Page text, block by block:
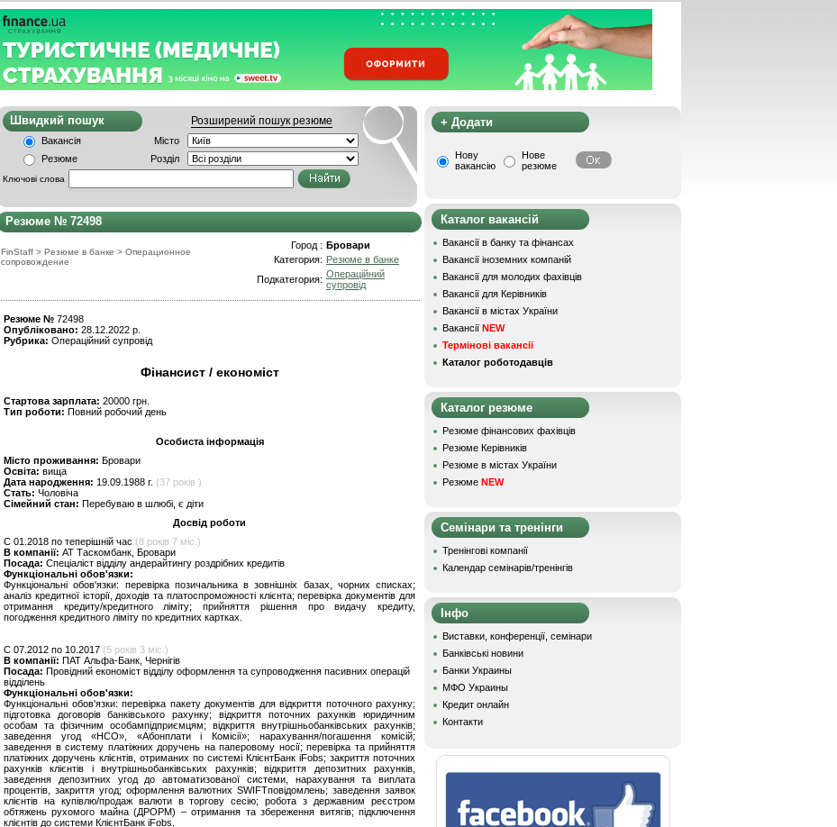
Швидкий пошук Розширений пошук резюме
Вакансія
Місто
Резюме
Розділ
Ключові слова
Резюме № 72498
FinStaff > Резюме в банке > Операционное
сопровождение
Город : Бровари
Категория: Резюме в банке
Подкатегория: Операційний
супровід
Резюме № 72498
Опубліковано: 28.12.2022 р.
Рубрика: Операційний супровід
Фінансист / економіст
Стартова зарплата: 20000 грн.
Тип роботи: Повний робочий день
Особиста інформація
Місто проживання: Бровари
Освіта: вища
Дата народження: 19.09.1988 г. (37 років )
Стать: Чоловіча
Сімейний стан: Перебуваю в шлюбі, є діти
Досвід роботи
C 01.2018 по теперішній час (8 років 7 міс.)
В компанії: АТ Таскомбанк, Бровари
Посада: Спеціаліст відділу андерайтингу роздрібних кредитів
Функціональні обов'язки:
Функціональні обов'язки: перевірка позичальника в зовнішніх базах, чорних списках;
аналіз кредитної історії, доходів та платоспроможності клієнта; перевірка документів для
отримання кредиту/кредитного ліміту; прийняття рішення про видачу кредиту,
погодження кредитного ліміту по кредитних картках.
C 07.2012 по 10.2017 (5 років 3 міс.)
В компанії: ПАТ Альфа-Банк, Чернігів
Посада: Провідний економіст відділу оформлення та супроводження пасивних операцій
відділень
Функціональні обов'язки:
Функціональні обов'язки: перевірка пакету документів для відкриття поточного рахунку;
підготовка договорів банківського рахунку; відкриття поточних рахунків юридичним
особам та фізичним особампідприємцям; відкриття внутрішньобанківських рахунків;
заведення угод «НСО», «Абонплати і Комісії»; нарахування/погашення комісій;
заведення в систему платіжних доручень на паперовому носії; перевірка та прийняття
платіжних доручень клієнтів, отриманих по системі КлієнтБанк iFobs; закриття поточних
рахунків клієнтів і внутрішньобанківських рахунків; відкриття депозитних рахунків,
заведення депозитних угод до автоматизованої системи, нарахування та виплата
процентів, закриття угод; оформлення валютних SWIFTповідомлень; заведення заявок
клієнтів на купівлю/продаж валюти в торгову сесію; робота з державним реєстром
обтяжень рухомого майна (ДРОРМ) – отримання та збереження витягів; підключення
клієнтів до системи КлієнтБанк iFobs.
+ Додати
Нову
вакансію
Нове
резюме
Каталог вакансій
Вакансії в банку та фінансах
Вакансії іноземних компаній
Вакансії для молодих фахівців
Вакансії для Керівників
Вакансії в містах України
Вакансії NEW
Термінові вакансії
Каталог роботодавців
Каталог резюме
Резюме фінансових фахівців
Резюме Керівників
Резюме в містах України
Резюме NEW
Семінари та тренінги
Тренінгові компанії
Календар семінарів/тренінгів
Інфо
Виставки, конференції, семінари
Банківські новини
Банки Украины
МФО Украины
Кредит онлайн
Контакти